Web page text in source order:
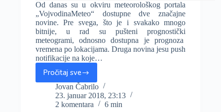
Od danas su u okviru meteorološkog portala
„VojvodinaMeteo“ dostupne dve značajne
novine. Pre svega, što je i svakako mnogo
bitnije, u rad su pušteni prognostički
meteogrami, odnosno dostupna je prognoza
vremena po lokacijama. Druga novina jesu push
notifikacije na koje…
Pročitaj sve
NOVO:
U
funkciji
prognostički
Jovan Čabrilo
23. januar 2018, 23:13
2 komentara
6 min